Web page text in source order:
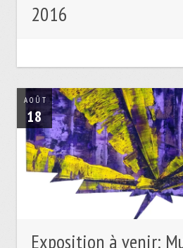
2016
AOÛT
18
Exposition à venir: